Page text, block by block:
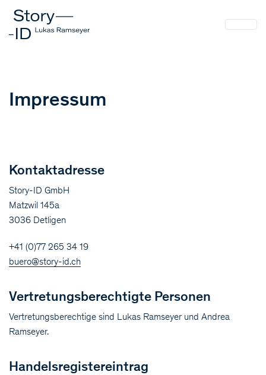
Impressum
Kontaktadresse
Story-ID GmbH
Matzwil 145a
3036 Detligen
+41 (0)77 265 34 19
buero@story-id.ch
Vertretungsberechtigte Personen
Vertretungsberechtige sind Lukas Ramseyer und Andrea
Ramseyer.
Handelsregistereintrag